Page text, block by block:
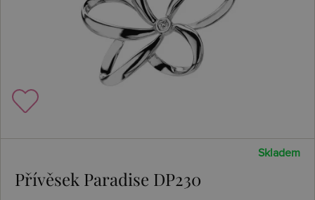
Skladem
Přívěsek Paradise DP230